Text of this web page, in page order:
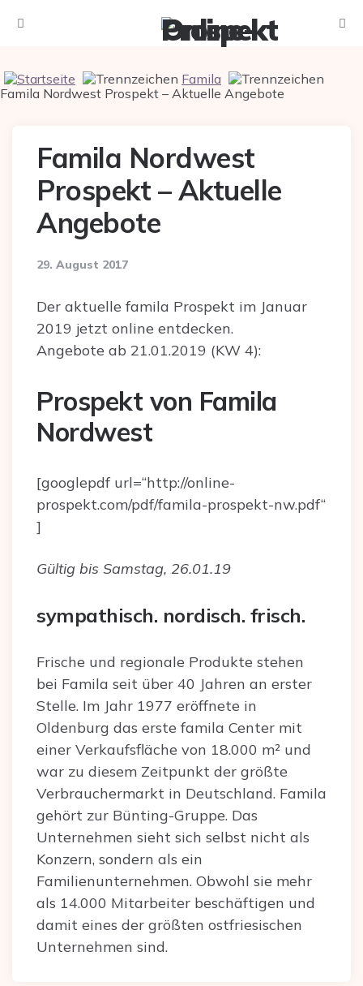
Famila
Famila Nordwest Prospekt – Aktuelle Angebote
Famila Nordwest
Prospekt – Aktuelle
Angebote
29. August 2017
Der aktuelle famila Prospekt im Januar
2019 jetzt online entdecken.
Angebote ab 21.01.2019 (KW 4):
Prospekt von Famila
Nordwest
[googlepdf url=“http://online-
prospekt.com/pdf/famila-prospekt-nw.pdf“
]
Gültig bis Samstag, 26.01.19
sympathisch. nordisch. frisch.
Frische und regionale Produkte stehen
bei Famila seit über 40 Jahren an erster
Stelle. Im Jahr 1977 eröffnete in
Oldenburg das erste famila Center mit
einer Verkaufsfläche von 18.000 m² und
war zu diesem Zeitpunkt der größte
Verbrauchermarkt in Deutschland. Famila
gehört zur Bünting-Gruppe. Das
Unternehmen sieht sich selbst nicht als
Konzern, sondern als ein
Familienunternehmen. Obwohl sie mehr
als 14.000 Mitarbeiter beschäftigen und
damit eines der größten ostfriesischen
Unternehmen sind.